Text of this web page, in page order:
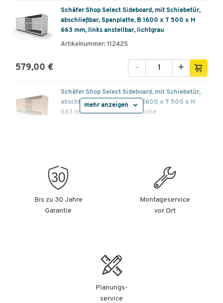
Schäfer Shop Select Sideboard, mit Schiebetür,
abschließbar, Spanplatte, B 1600 x T 500 x H
663 mm, links anstellbar, lichtgrau
Artikelnummer: 112425
579,00 € +
-
Schäfer Shop Select Sideboard, mit Schiebetür,
abschließbar, Spanplatte, B 1600 x T 500 x H
663 mm, links anstellbar, Buche
Schäfer Shop Select Sideboard, mit Schiebetür,
abschließbar, Spanplatte, B 1600 x T 500 x H
Artikelnummer: 112427
Schäfer Shop Select Sideboard, mit Schiebetür,
abschließbar, Spanplatte, B 1600 x T 500 x H
663 mm, links anstellbar, weiß
Artikelnummer: 112429
mehr anzeigen
Bis zu 30 Jahre
Garantie
Montageservice
vor Ort
Planungs-
service